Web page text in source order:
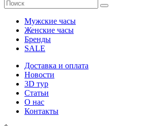
Мужские часы
Женские часы
Бренды
SALE
Доставка и оплата
Новости
3D тур
Статьи
О нас
Контакты